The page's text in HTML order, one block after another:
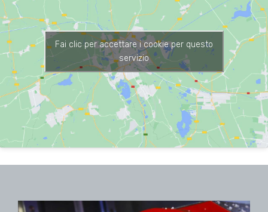
Fai clic per accettare i cookie per questo
servizio